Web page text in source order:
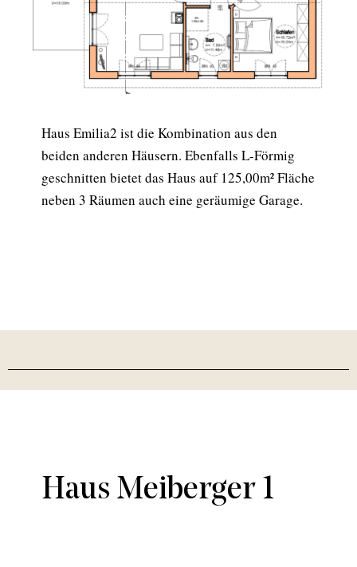
Haus Emilia2 ist die Kombination aus den
beiden anderen Häusern. Ebenfalls L-Förmig
geschnitten bietet das Haus auf 125,00m² Fläche
neben 3 Räumen auch eine geräumige Garage.
Haus Meiberger 1